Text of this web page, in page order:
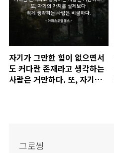
자기가 그만한 힘이 없으면서
도 커다란 존재라고 생각하는
사람은 거만하다. 또, 자기의
그로씽